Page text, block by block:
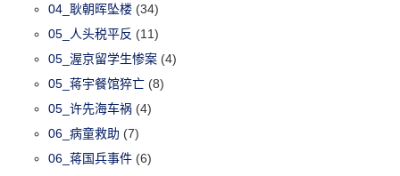
04_耿朝晖坠楼 (34)
05_人头税平反 (11)
05_渥京留学生惨案 (4)
05_蒋宇餐馆猝亡 (8)
05_许先海车祸 (4)
06_病童救助 (7)
06_蒋国兵事件 (6)